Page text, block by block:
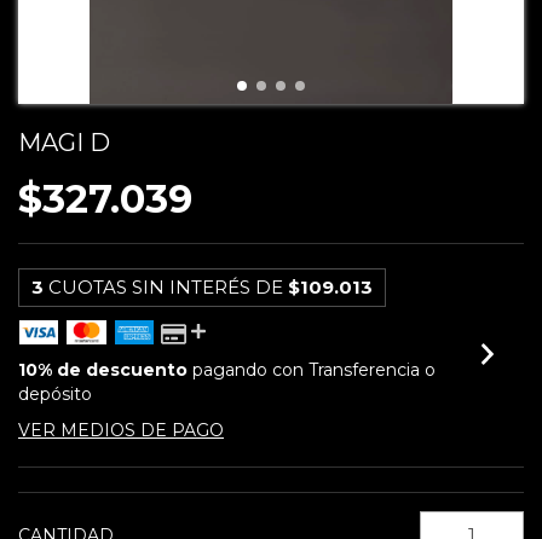
MAGI D
$327.039
3 CUOTAS SIN INTERÉS DE $109.013
10% de descuento pagando con Transferencia o
depósito
VER MEDIOS DE PAGO